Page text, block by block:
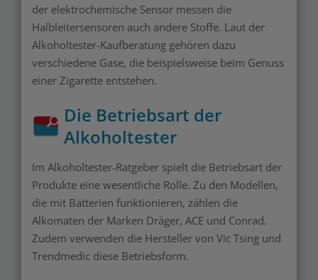
der elektrochemische Sensor messen die
Halbleitersensoren auch andere Stoffe. Laut der
Alkoholtester-Kaufberatung gehören dazu
verschiedene Gase, die beispielsweise beim Genuss
einer Zigarette entstehen.
Die Betriebsart der
Alkoholtester
Im Alkoholtester-Ratgeber spielt die Betriebsart der
Produkte eine wesentliche Rolle. Zu den Modellen,
die mit Batterien funktionieren, zählen die
Alkomaten der Marken Dräger, ACE und Conrad.
Zudem verwenden die Hersteller von Vic Tsing und
Trendmedic diese Betriebsform.